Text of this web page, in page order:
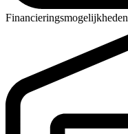
Financieringsmogelijkheden